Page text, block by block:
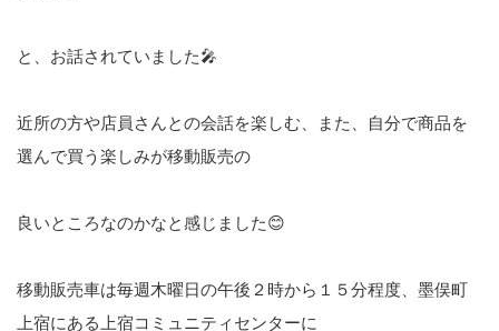
と、お話されていました🎤
近所の方や店員さんとの会話を楽しむ、また、自分で商品を
選んで買う楽しみが移動販売の
良いところなのかなと感じました😊
移動販売車は毎週木曜日の午後２時から１５分程度、墨俣町
上宿にある上宿コミュニティセンターに